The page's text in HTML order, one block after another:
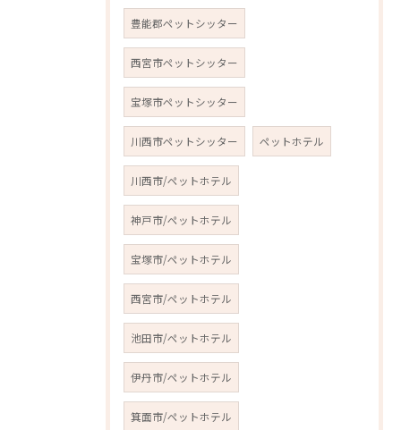
豊能郡ペットシッター
西宮市ペットシッター
宝塚市ペットシッター
川西市ペットシッター ペットホテル
川西市/ペットホテル
神戸市/ペットホテル
宝塚市/ペットホテル
西宮市/ペットホテル
池田市/ペットホテル
伊丹市/ペットホテル
箕面市/ペットホテル